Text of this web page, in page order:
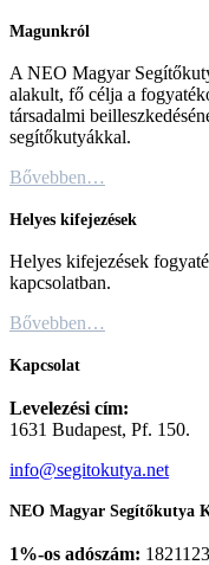
Magunkról
A NEO Magyar
alakult, fő célja a
társadalmi
segítőkutyákkal.
Bővebben…
Helyes kifejezések
Helyes kifejezések
kapcsolatban.
Bővebben…
Kapcsolat
Levelezési cím:
1631 Budapest, Pf. 150.
info@segitokutya.net
NEO Magyar Segítőkutya
1%-os adószám: